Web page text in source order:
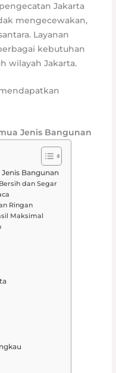
Jakarta
mengecewakan,
Layanan
kebutuhan
wilayah Jakarta.
Jenis Bangunan
Bangunan
dan Segar
Ringan
Maksimal